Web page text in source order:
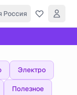
Россия
Электро
Полезное